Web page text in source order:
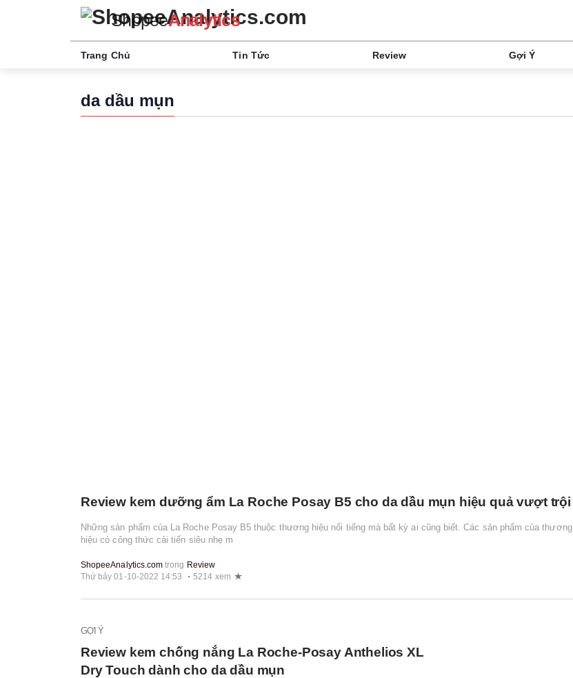
ShopeeAnalytics
Trang Chủ Tin Tức Review Gợi Ý
da dầu mụn
Review kem dưỡng ẩm La Roche Posay B5 cho da dầu mụn hiệu quả vượt trội
Những sản phẩm của La Roche Posay B5 thuộc thương hiệu nổi tiếng mà bất kỳ ai cũng biết. Các sản phẩm của thương
hiệu có công thức cải tiến siêu nhẹ m
ShopeeAnalytics.com trong Review
Thứ bảy 01-10-2022 14:53
5214 xem
GỢI Ý
Review kem chống nắng La Roche-Posay Anthelios XL
Dry Touch dành cho da dầu mụn